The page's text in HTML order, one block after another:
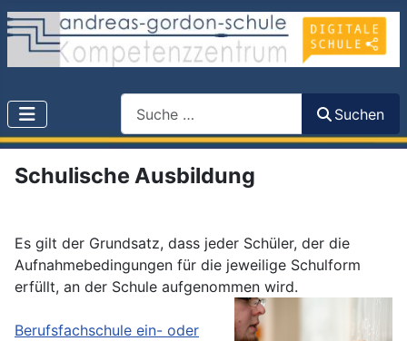
Suchen
Schulische Ausbildung
Es gilt der Grundsatz, dass jeder Schüler, der die
Aufnahmebedingungen für die jeweilige Schulform
erfüllt, an der Schule aufgenommen wird.
Berufsfachschule ein- oder